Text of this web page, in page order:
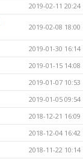
2019-02-11 20:24
2019-02-08 18:00
2019-01-30 16:14
2019-01-15 14:08
2019-01-07 10:53
2019-01-05 09:54
2018-12-21 16:09
2018-12-04 16:42
2018-11-22 10:14